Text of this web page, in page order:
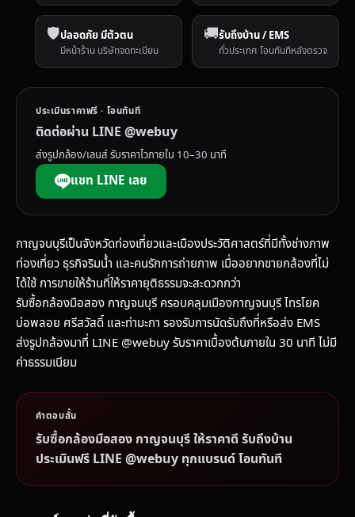
🛡️ปลอดภัย มีตัวตน
มีหน้าร้าน บริษัทจดทะเบียน
🚚รับถึงบ้าน / EMS
ทั่วประเทศ โอนทันทีหลังตรวจ
ประเมินราคาฟรี · โอนทันที
ติดต่อผ่าน LINE @webuy
ส่งรูปกล้อง/เลนส์ รับราคาไวภายใน 10–30 นาที
แชท LINE เลย
กาญจนบุรีเป็นจังหวัดท่องเที่ยวและเมืองประวัติศาสตร์ที่มีทั้งช่างภาพ
ท่องเที่ยว ธุรกิจริมน้ำ และคนรักการถ่ายภาพ เมื่ออยากขายกล้องที่ไม่
ได้ใช้ การขายให้ร้านที่ให้ราคายุติธรรมจะสะดวกกว่า
รับซื้อกล้องมือสอง กาญจนบุรี ครอบคลุมเมืองกาญจนบุรี ไทรโยค
บ่อพลอย ศรีสวัสดิ์ และท่ามะกา รองรับการนัดรับถึงที่หรือส่ง EMS
ส่งรูปกล้องมาที่ LINE @webuy รับราคาเบื้องต้นภายใน 30 นาที ไม่มี
ค่าธรรมเนียม
คำตอบสั้น
รับซื้อกล้องมือสอง กาญจนบุรี ให้ราคาดี รับถึงบ้าน
ประเมินฟรี LINE @webuy ทุกแบรนด์ โอนทันที